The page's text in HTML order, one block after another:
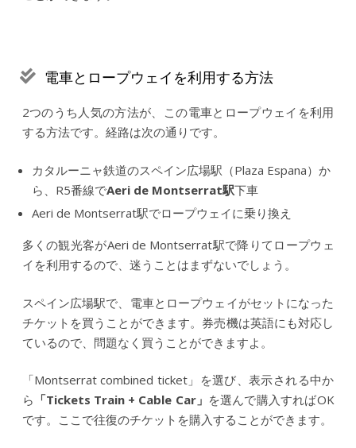
電車とロープウェイを利用する方法
2つのうち人気の方法が、この電車とロープウェイを利用
する方法です。経路は次の通りです。
カタルーニャ鉄道のスペイン広場駅（Plaza Espana）か
ら、R5番線でAeri de Montserrat駅下車
Aeri de Montserrat駅でロープウェイに乗り換え
多くの観光客がAeri de Montserrat駅で降りてロープウェ
イを利用するので、迷うことはまずないでしょう。
スペイン広場駅で、電車とロープウェイがセットになった
チケットを買うことができます。券売機は英語にも対応し
ているので、問題なく買うことができますよ。
「Montserrat combined ticket」を選び、表示される中か
ら 「Tickets Train + Cable Car」 を選んで購入すればOK
です。ここで往復のチケットを購入することができます。